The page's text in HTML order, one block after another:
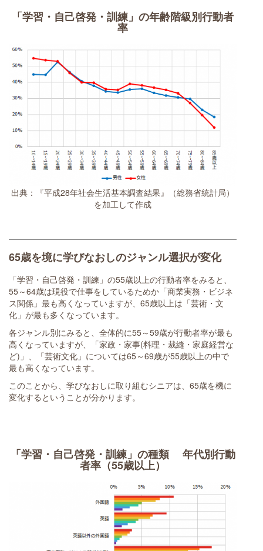
「学習・自己啓発・訓練」の年齢階級別行動者
率
出典：『平成28年社会生活基本調査結果』（総務省統計局）
を加工して作成
65歳を境に学びなおしのジャンル選択が変化
「学習・自己啓発・訓練」の55歳以上の行動者率をみると、
55～64歳は現役で仕事をしているためか「商業実務・ビジネ
ス関係」最も高くなっていますが、65歳以上は「芸術・文
化」が最も多くなっています。
各ジャンル別にみると、全体的に55～59歳が行動者率が最も
高くなっていますが、「家政・家事(料理・裁縫・家庭経営な
ど)」、「芸術文化」については65～69歳が55歳以上の中で
最も高くなっています。
このことから、学びなおしに取り組むシニアは、65歳を機に
変化するということが分かります。
「学習・自己啓発・訓練」の種類 年代別行動
者率（55歳以上）